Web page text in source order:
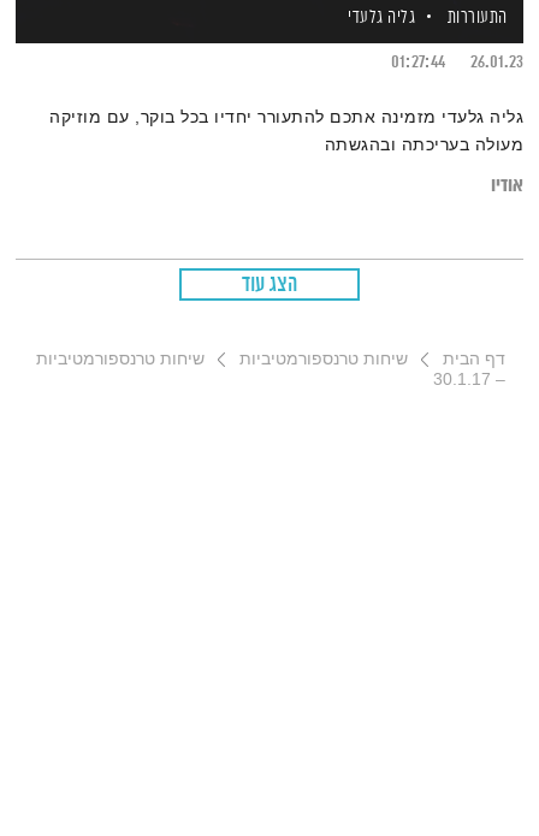
התעוררות
גליה גלעדי
26.01.23
01:27:44
גליה גלעדי מזמינה אתכם להתעורר יחדיו בכל בוקר, עם מוזיקה
מעולה בעריכתה ובהגשתה
אודיו
הצג עוד
דף הבית שיחות טרנספורמטיביות
שיחות טרנספורמטיביות
– 30.1.17